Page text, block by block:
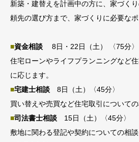
新築・建替えを計画中の方に、家づく
頼先の選び方まで、家づくりに必要なポ
■資金相談 8日・22日（土） 〈75分〉
住宅ローンやライフプランニングなど
に応じます。
■宅建士相談 8日（土）〈45分〉
買い替えや売買など住宅取引についての
■司法書士相談 15日（土）〈45分〉
敷地に関わる登記や契約についての相談